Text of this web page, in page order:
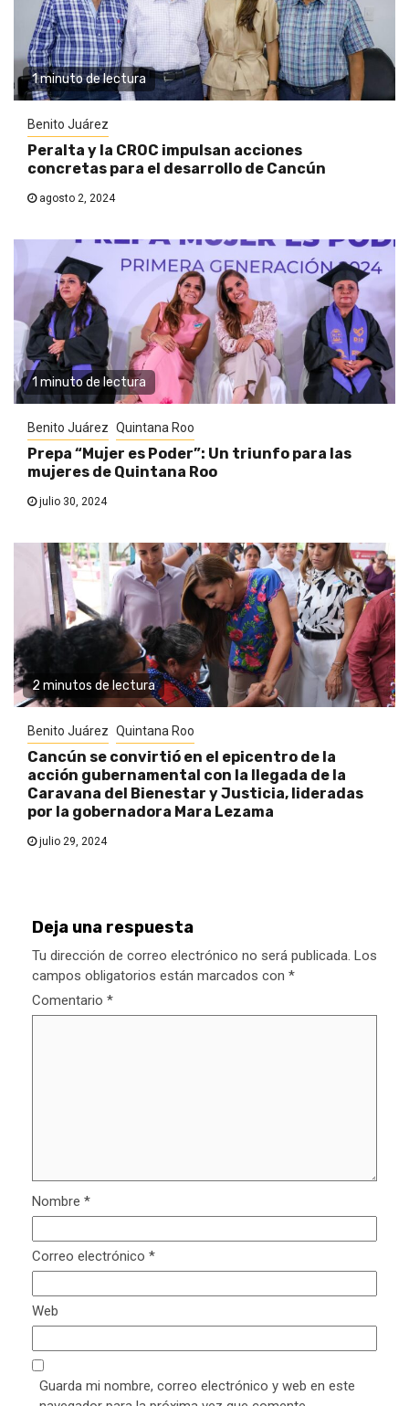
1 minuto de lectura
Benito Juárez
Peralta y la CROC impulsan acciones
concretas para el desarrollo de Cancún
agosto 2, 2024
1 minuto de lectura
Benito Juárez Quintana Roo
Prepa “Mujer es Poder”: Un triunfo para las
mujeres de Quintana Roo
julio 30, 2024
2 minutos de lectura
Benito Juárez Quintana Roo
Cancún se convirtió en el epicentro de la
acción gubernamental con la llegada de la
Caravana del Bienestar y Justicia, lideradas
por la gobernadora Mara Lezama
julio 29, 2024
Deja una respuesta
Tu dirección de correo electrónico no será publicada. Los
campos obligatorios están marcados con *
Comentario *
Nombre *
Correo electrónico *
Web
Guarda mi nombre, correo electrónico y web en este